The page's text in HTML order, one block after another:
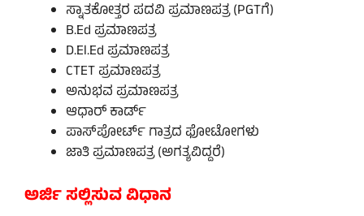
ಸ್ನಾತಕೋತ್ತರ ಪದವಿ ಪ್ರಮಾಣಪತ್ರ (PGTಗೆ)
B.Ed ಪ್ರಮಾಣಪತ್ರ
D.El.Ed ಪ್ರಮಾಣಪತ್ರ
CTET ಪ್ರಮಾಣಪತ್ರ
ಅನುಭವ ಪ್ರಮಾಣಪತ್ರ
ಆಧಾರ್ ಕಾರ್ಡ್
ಪಾಸ್‌ಪೋರ್ಟ್ ಗಾತ್ರದ ಫೋಟೋಗಳು
ಜಾತಿ ಪ್ರಮಾಣಪತ್ರ (ಅಗತ್ಯವಿದ್ದರೆ)
ಅರ್ಜಿ ಸಲ್ಲಿಸುವ ವಿಧಾನ